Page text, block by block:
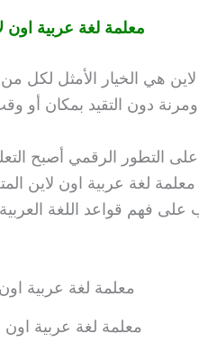
معلمة لغة عربية اون
هي الخيار الأمثل لكل
دون التقيد بمكان أو
التطور الرقمي أصبح
معلمة لغة عربية اون لاين
فهم قواعد اللغة العربية
معلمة لغة عربية اون